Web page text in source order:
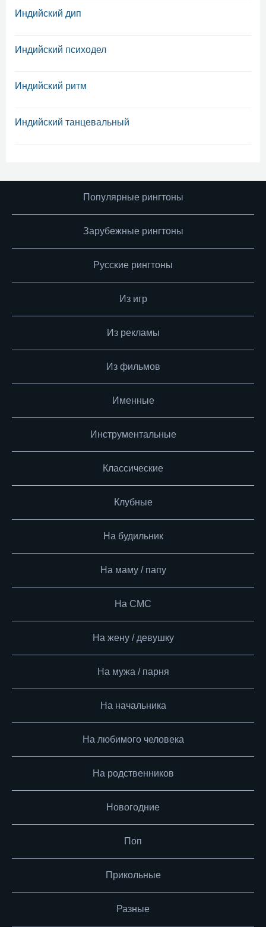
Индийский дип
Индийский психодел
Индийский ритм
Индийский танцевальный
Популярные рингтоны
Зарубежные рингтоны
Русские рингтоны
Из игр
Из рекламы
Из фильмов
Именные
Инструментальные
Классические
Клубные
На будильник
На маму / папу
На СМС
На жену / девушку
На мужа / парня
На начальника
На любимого человека
На родственников
Новогодние
Поп
Прикольные
Разные